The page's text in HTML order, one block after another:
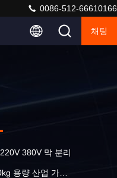
0086-512-66610166
채팅
220V 380V 막 분리
용량 산업 가스